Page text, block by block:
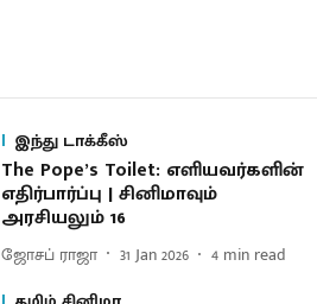
இந்து டாக்கீஸ்
The Pope’s Toilet: எளியவர்களின்
எதிர்பார்ப்பு | சினிமாவும்
அரசியலும் 16
ஜோசப் ராஜா 31 Jan 2026 4 min read